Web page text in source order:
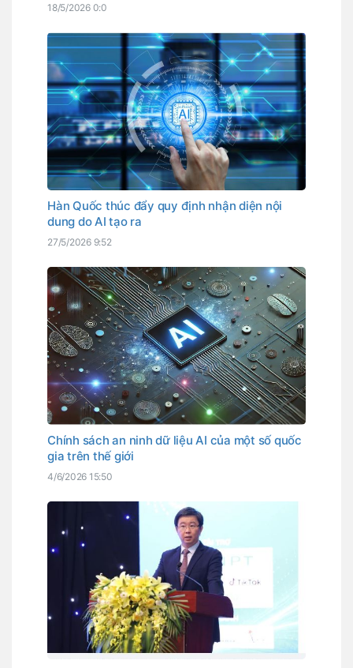
18/5/2026 0:0
Hàn Quốc thúc đẩy quy định nhận diện nội
dung do AI tạo ra
27/5/2026 9:52
Chính sách an ninh dữ liệu AI của một số quốc
gia trên thế giới
4/6/2026 15:50